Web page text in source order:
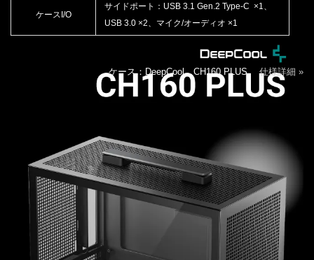
ケースI/O
サイドポート：USB 3.1 Gen.2 Type-C ×1、
USB 3.0 ×2、マイク/オーディオ ×1
ケース：DeepCool CH160 PLUS仕様詳細 »